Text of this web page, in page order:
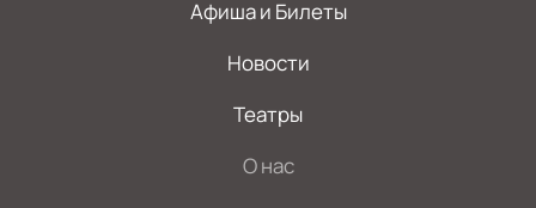
Афиша и Билеты
Новости
Театры
О нас